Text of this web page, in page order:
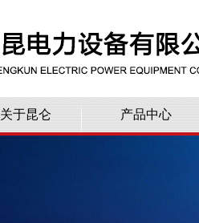
关于昆仑 产品中心